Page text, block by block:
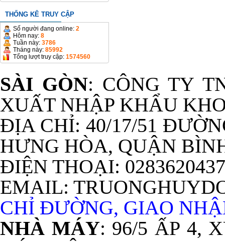
THỐNG KÊ TRUY CẬP
Số người đang online: 2
Hôm nay: 8
Tuần này: 3786
Tháng này: 85992
Tổng lượt truy cập: 1574560
SÀI GÒN: CÔNG TY
XUẤT NHẬP KHẨU
ĐỊA CHỈ: 40/17/51
HƯNG HÒA, QUẬN
ĐIỆN THOẠI:
EMAIL:
CHỈ ĐƯỜNG, GIAO
NHÀ MÁY: 96/5 ẤP 4,